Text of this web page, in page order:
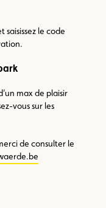
saisissez le code
max de plaisir
vous sur les
de consulter le